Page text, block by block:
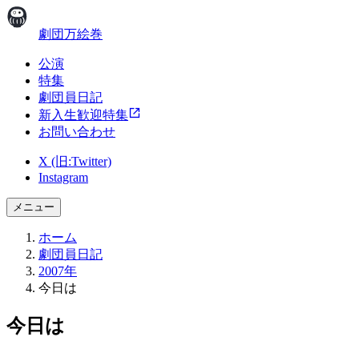
劇団万絵巻
公演
特集
劇団員日記
新入生歓迎特集
お問い合わせ
X (旧:Twitter)
Instagram
メニュー
ホーム
劇団員日記
2007年
今日は
今日は